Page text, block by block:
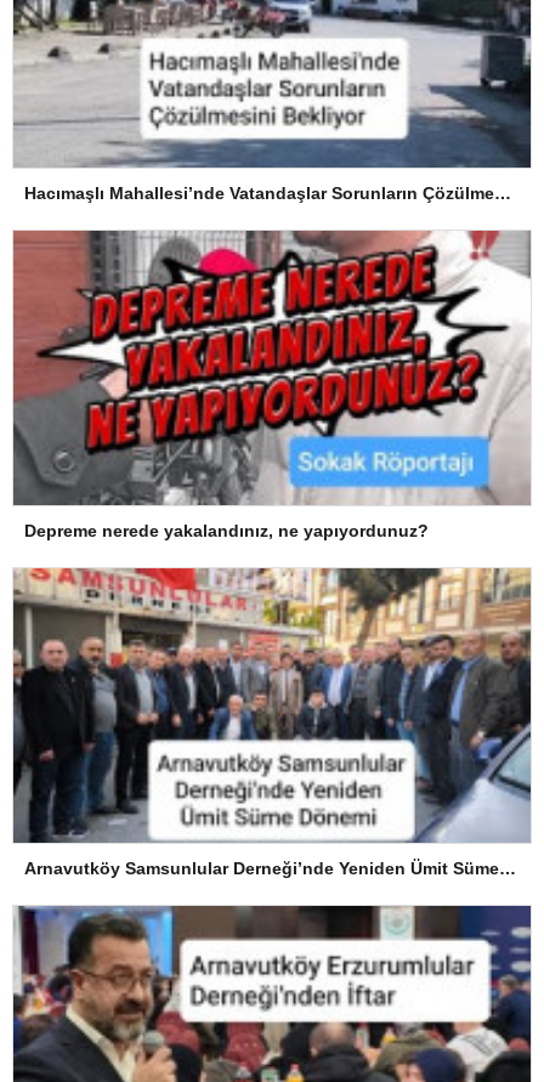
Hacımaşlı Mahallesi’nde Vatandaşlar Sorunların Çözülmesini Bekliyor
Depreme nerede yakalandınız, ne yapıyordunuz?
Arnavutköy Samsunlular Derneği’nde Yeniden Ümit Süme Dönemi